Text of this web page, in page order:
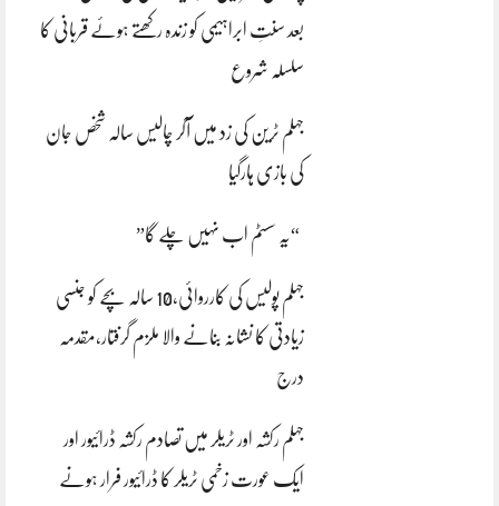
بعد سنتِ ابراہیمی کو زندہ رکھتے ہوئے قربانی کا
سلسلہ شروع
جہلم ٹرین کی زد میں آکر چالیس سالہ شخص جان
کی بازی ہارگیا
“یہ سسٹم اب نہیں چلے گا”
جہلم پولیس کی کارروائی،10 سالہ بچے کو جنسی
زیادتی کا نشانہ بنانے والا ملزم گرفتار،مقدمہ
درج
جہلم رکشہ اور ٹریلر میں تصادم رکشہ ڈرائیور اور
ایک عورت زخمی ٹریلر کا ڈرائیور فرار ہونے